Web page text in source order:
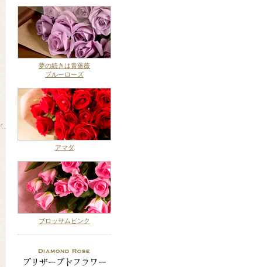
夢の続きは青薔薇
ブルーローズ
アマダ
ブロッサムピンク